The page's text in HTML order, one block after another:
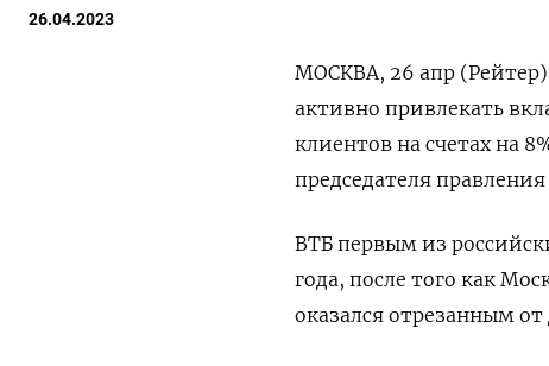
26.04.2023
МОСКВА, 26 апр
активно привлекать
клиентов на счетах на
председателя
ВТБ первым из
года, после того как
оказался отрезанным от